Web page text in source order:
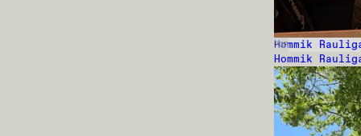
Hommik
POP
Hommik